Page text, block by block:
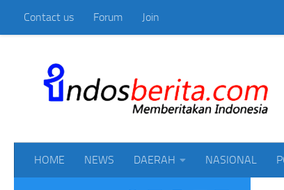
Skip to content
Contact us Forum Join
HOME NEWS DAERAH NASIONAL